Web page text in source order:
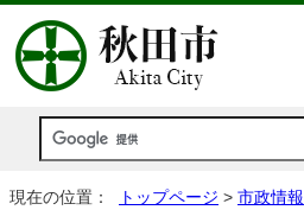
現在の位置： トップページ > 市政情報